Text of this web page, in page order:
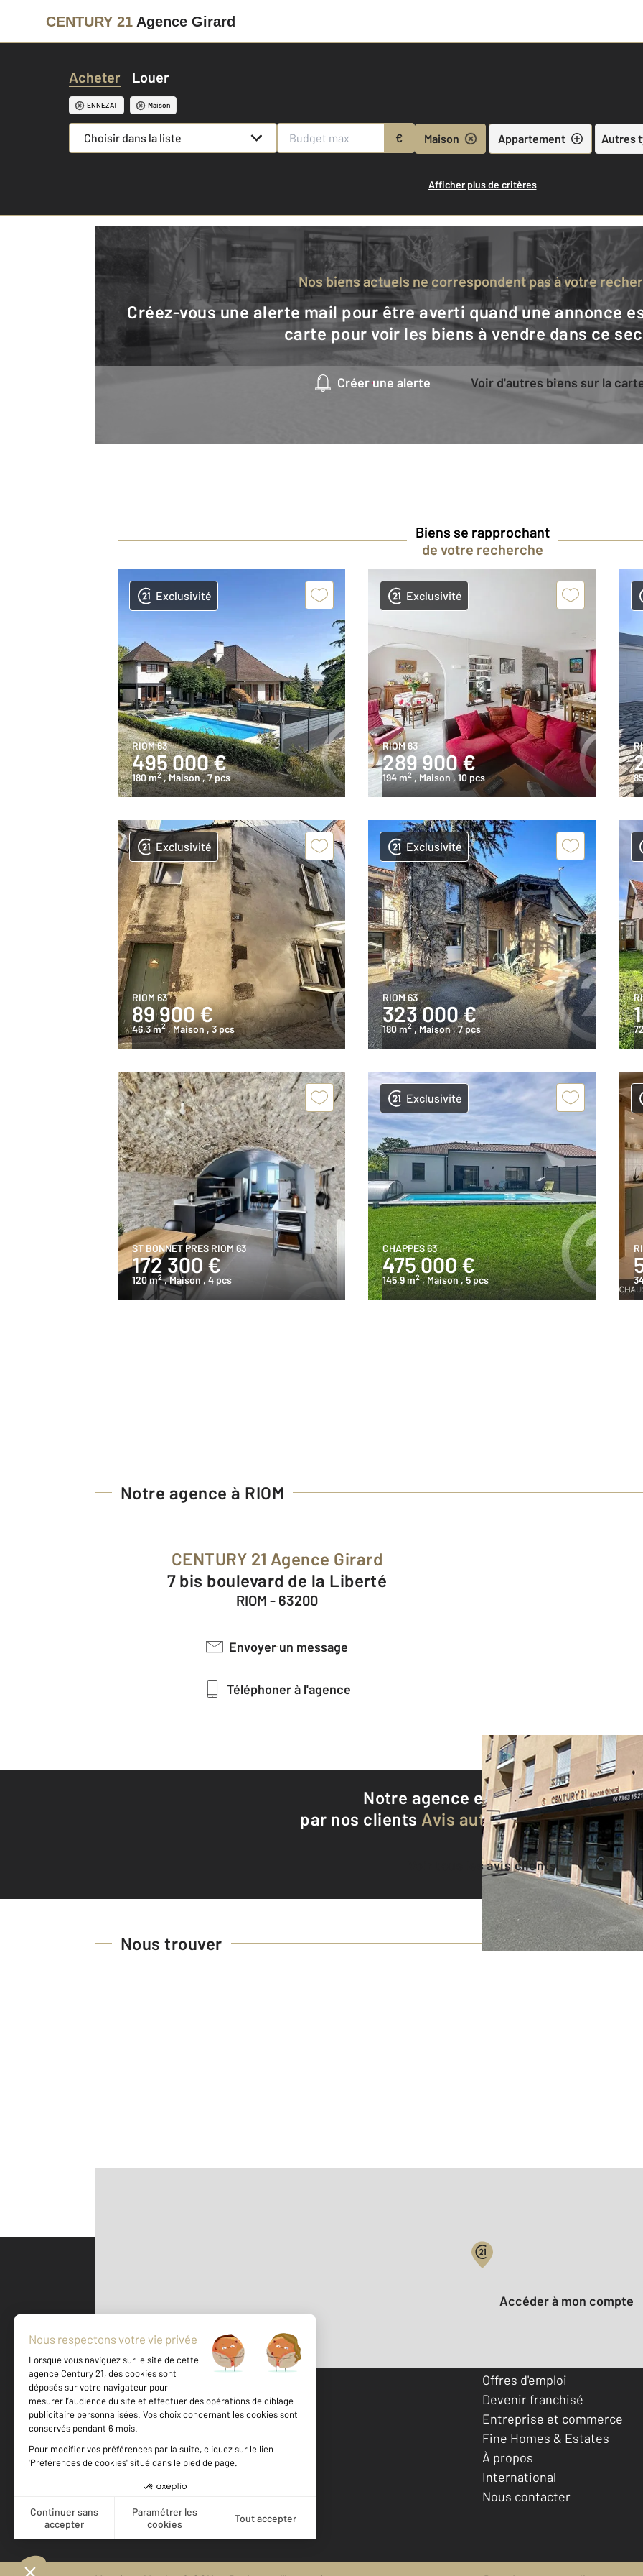
CENTURY 21 Agence Girard
Acheter Louer
ENNEZAT Maison
Choisir dans la liste € Maison Appartement Autres
Afficher plus de critères
Nos biens actuels ne correspondent pas à votre
Créez-vous une alerte mail pour être averti quand une annonce est en ligne et consultez la
carte pour voir les biens à vendre dans ce
Créer une alerte Voir d'autres biens sur la
Biens se rapprochant
de votre recherche
Exclusivité
RIOM 63
495 000 €
180 m2 , Maison, 7 pcs
Exclusivité
RIOM 63
289 900 €
194 m2 , Maison , 10 pcs
Exclusivité
RIOM 63
89 900 €
46,3 m2 , Maison, 3 pcs
Exclusivité
RIOM 63
323 000 €
180 m2 , Maison, 7 pcs
ST BONNET PRES RIOM 63
172 300 €
120 m2 , Maison , 4 pcs
Exclusivité
CHAPPES 63
475 000 €
145,9 m2 , Maison, 5 pcs
Notre agence à RIOM
CENTURY 21 Agence Girard
7 bis boulevard de la Liberté
RIOM - 63200
Envoyer un message
Téléphoner à l'agence
Notre agence est notée9,3/10
par nos clients Avis authentifiés par
Voir tous les avis clients
Nous trouver
500 m ©Mappy
Votre compte :
Accéder à mon compte
Votre agence est notée
Achat
Location
Offres d'emploi
Devenir franchisé
Entreprise et commerce
Fine Homes & Estates
À propos
International
Nous contacter